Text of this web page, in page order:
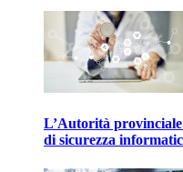
L’Autorità
di sicurezza